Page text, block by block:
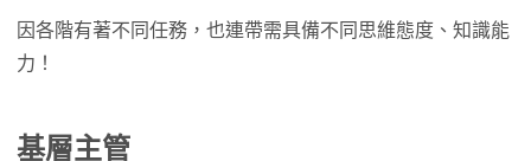
因各階有著不同任務，也連帶需具備不同思維態度、知識能
力！
基層主管